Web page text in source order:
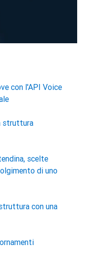
con l'API Voice
struttura
scelte
di uno
con una